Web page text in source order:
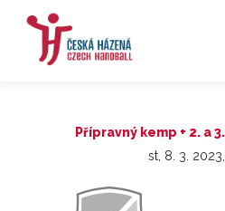
Přípravný kemp + 2. a
st, 8. 3.